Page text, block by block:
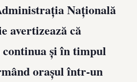
Națională
avertizează că
și în timpul
orașul într-un